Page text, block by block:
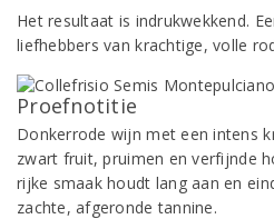
Het resultaat is indrukwekkend.
liefhebbers van krachtige, volle
Proefnotitie
Donkerrode wijn met een intens
zwart fruit, pruimen en verfijnde
rijke smaak houdt lang aan en
zachte, afgeronde tannine.